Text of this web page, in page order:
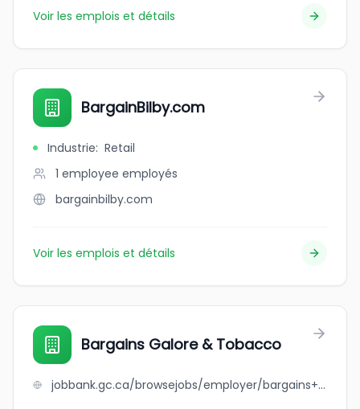
Voir les emplois et détails
BargainBilby.com
Industrie: Retail
1 employee employés
bargainbilby.com
Voir les emplois et détails
Bargains Galore & Tobacco
jobbank.gc.ca/browsejobs/employer/bargains+galore+%26+tobacco/ca